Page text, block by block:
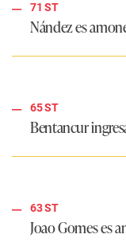
71 ST
Nández es
65 ST
Bentancur
63 ST
Joao Gomes es